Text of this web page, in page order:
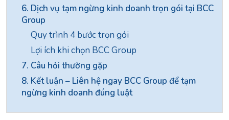
6. Dịch vụ tạm ngừng kinh doanh trọn gói tại BCC
Group
Quy trình 4 bước trọn gói
Lợi ích khi chọn BCC Group
7. Câu hỏi thường gặp
8. Kết luận – Liên hệ ngay BCC Group để tạm
ngừng kinh doanh đúng luật